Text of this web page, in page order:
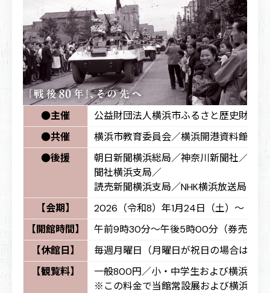
●主催
公益財団法人横浜市ふるさと歴史財団
●共催
横浜市教育委員会／横浜開港資料館
●後援
朝日新聞横浜総局／神奈川新聞社／産
聞社横浜支局／
読売新聞横浜支局／NHK横浜放送局／
【会期】
2026（令和8）年1月24日（土）～ 4月
【開館時間】
午前9時30分～午後5時00分（券売は
【休館日】
毎週月曜日（月曜日が祝日の場合は開
【観覧料】
一般800円／小・中学生および横浜市
※この料金で当館常設展および横浜ユ